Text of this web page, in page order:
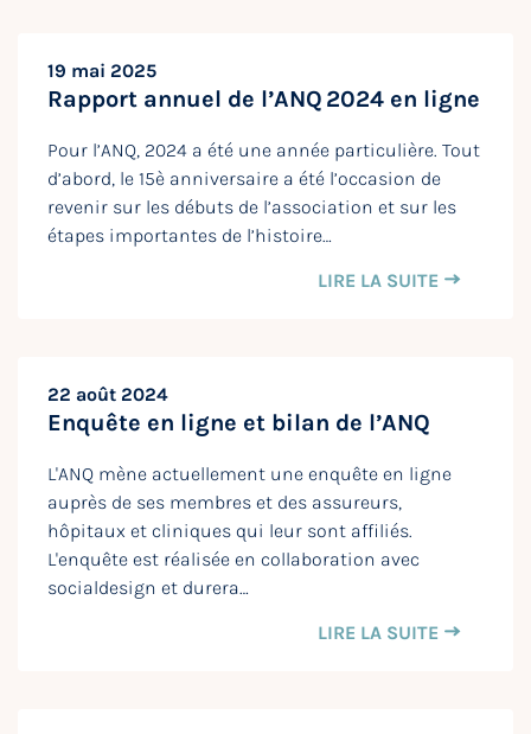
19 mai 2025
Rapport annuel de l’ANQ 2024 en ligne
Pour l’ANQ, 2024 a été une année particulière. Tout
d’abord, le 15è anniversaire a été l’occasion de
revenir sur les débuts de l’association et sur les
étapes importantes de l’histoire…
LIRE LA SUITE
22 août 2024
Enquête en ligne et bilan de l’ANQ
L'ANQ mène actuellement une enquête en ligne
auprès de ses membres et des assureurs,
hôpitaux et cliniques qui leur sont affiliés.
L'enquête est réalisée en collaboration avec
socialdesign et durera…
LIRE LA SUITE